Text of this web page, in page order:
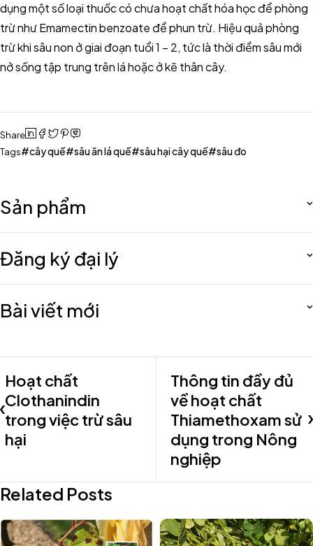
dụng một số loại thuốc có chưa hoạt chất hóa học để phòng
trừ như Emamectin benzoate để phun trừ. Hiệu quả phòng
trừ khi sâu non ở giai đoạn tuổi 1 – 2, tức là thời điểm sâu mới
nở sống tập trung trên lá hoặc ở kẽ thân cây.
Share
Tags
cây quế sâu ăn lá quế sâu hại cây quế sâu đo
Sản phẩm
Đăng ký đại lý
Bài viết mới
Hoạt chất
Clothanindin
trong việc trừ sâu
hại
Thông tin đầy đủ
về hoạt chất
Thiamethoxam sử
dụng trong Nông
nghiệp
Related Posts